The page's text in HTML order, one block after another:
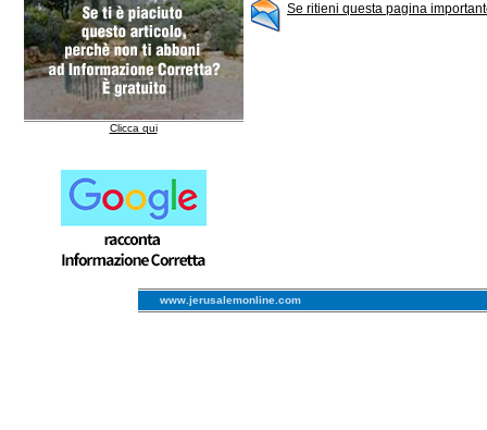
Clicca qui
Se ritieni questa pagina
www.jerusalemonline.com